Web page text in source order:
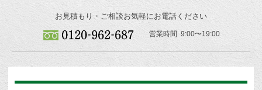
お見積もり・ご相談お気軽にお電話ください
営業時間 9:00〜19:00